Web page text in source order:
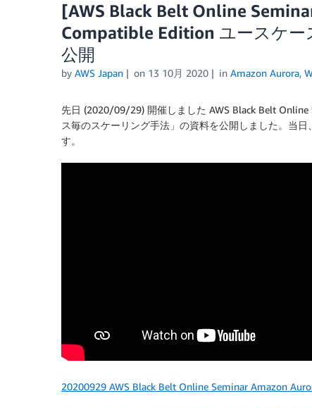
[AWS Black Belt Online
Compatible Edition ユースケー
公開
by AWS Japan on 13 10月 2020 in Amazon Aurora,
先日 (2020/09/29) 開催しました AWS Black Belt
ス毎のスケーリング手法」の資料を公開しました。当
す。
20200929 AWS Black Belt Online Seminar Amazon